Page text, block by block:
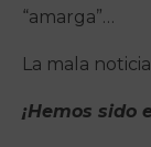
“amarga”…
La mala
¡Hemos sido